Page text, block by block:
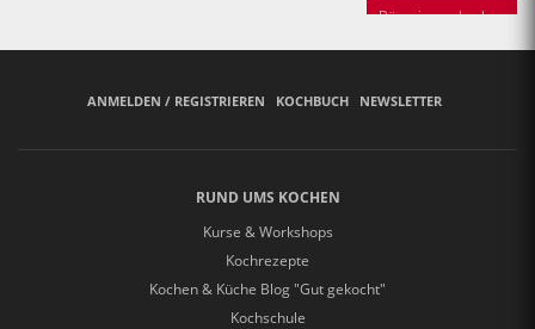
Bäuerinnen backen
ANMELDEN / REGISTRIEREN KOCHBUCH NEWSLETTER
RUND UMS KOCHEN
Kurse & Workshops
Kochrezepte
Kochen & Küche Blog "Gut gekocht"
Kochschule